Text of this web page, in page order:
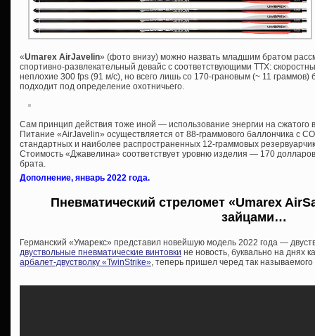
«Umarex AirJavelin» (фото внизу) можно назвать младшим братом
спортивно-развлекательный девайс с соответствующими ТТХ:
неплохие 300 fps (91 м/с), но всего лишь со 170-грановым (~ 11 граммов)
подходит под определение охотничьего.
Сам принцип действия тоже иной — использование энергии на сжатого
Питание «AirJavelin» осуществляется от 88-граммового баллончика с
стандартных и наиболее распространенных 12-граммовых
Стоимость «Джавелина» соответствует уровню изделия — 170
брата.
Дополнение, январь 2022 года.
Пневматический стреломет «Umarex
зайцами…
Германский «Умарекс» представил новейшую модель 2022 года —
двуствольные пневматические винтовки не новость, буквально на днях
арбалет-двустволку «TwinStrike» , теперь пришел черед так